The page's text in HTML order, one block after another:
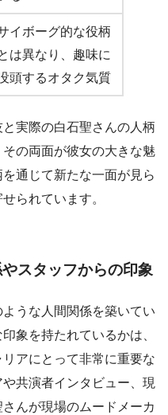
イボーグ的な役柄
は異なり、趣味に
頭するオタク気質
実際の白石聖さんの人柄
の両面が彼女の大きな魅
通じて新たな一面が見ら
られています。
スタッフからの印象
うな人間関係を築いてい
象を持たれているかは、
アにとって非常に重要な
共演者インタビュー、現
んが現場のムードメーカ